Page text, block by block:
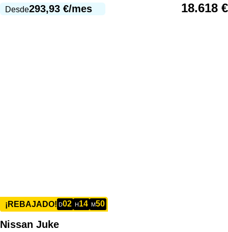
Desde293,93 €/mes 18.618 €
¡REBAJADO! D02 H14 M50
Nissan Juke